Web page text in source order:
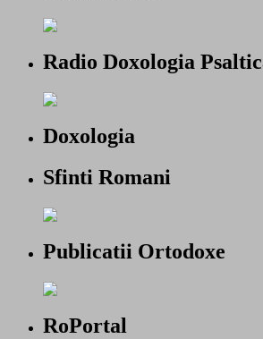
Radio Doxologia
Doxologia
Sfinti Romani
Publicatii Ortodoxe
RoPortal